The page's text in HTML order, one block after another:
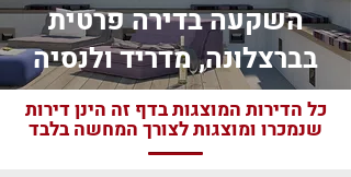
השקעה בדירה פרטית
בברצלונה, מדריד ולנסיה
כל הדירות המוצגות בדף זה הינן דירות
שנמכרו ומוצגות לצורך המחשה בלבד